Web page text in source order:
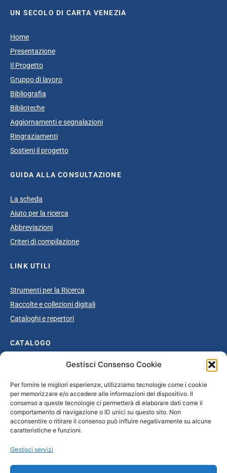
Gestisci Consenso Cookie
Per fornire le migliori esperienze, utilizziamo tecnologie come i cookie
per memorizzare e/o accedere alle informazioni del dispositivo. Il
consenso a queste tecnologie ci permetterà di elaborare dati come il
comportamento di navigazione o ID unici su questo sito. Non
acconsentire o ritirare il consenso può influire negativamente su alcune
caratteristiche e funzioni.
Gestisci servizi
UN SECOLO DI CARTA VENEZIA
Home
Presentazione
Il Progetto
Gruppo di lavoro
Bibliografia
Biblioteche
Aggiornamenti e segnalazioni
Ringraziamenti
Sostieni il progetto
GUIDA ALLA CONSULTAZIONE
La scheda
Aiuto per la ricerca
Abbreviazioni
Criteri di compilazione
LINK UTILI
Strumenti per la Ricerca
Raccolte e collezioni digitali
Cataloghi e repertori
CATALOGO
Catalogo completo
Ottocento
Età giolittiana
Grande Guerra e dopoguerra
Fascismo
Secondo dopoguerra / Età repubblicana